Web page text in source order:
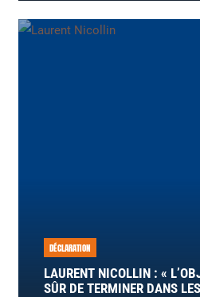
DÉCLARATION
LAURENT NICOLLIN : «
SÛR DE TERMINER DANS